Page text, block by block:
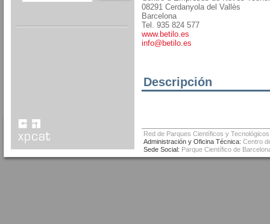
08291 Cerdanyola del Vallès
Barcelona
Tel. 935 824 577
www.betilo.es
info@betilo.es
Descripción
Red de Parques Científicos y
Administración y Oficina Técnica: Centro
Sede Social: Parque Científico de